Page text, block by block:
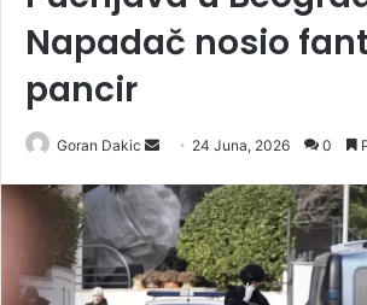
Napadač nosio
pancir
Goran Dakic
n
d
a
n
24 Juna, 2026 0